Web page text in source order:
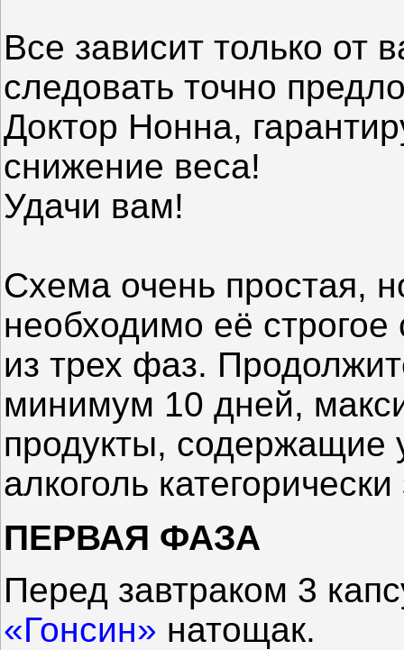
Все зависит только от
следовать точно
Доктор Нонна,
снижение веса!
Удачи вам!
Схема очень простая,
необходимо её
из трех фаз.
минимум 10 дней,
продукты, содержащие
алкоголь
ПЕРВАЯ ФАЗА
Перед завтраком 3
«Гонсин» натощак.